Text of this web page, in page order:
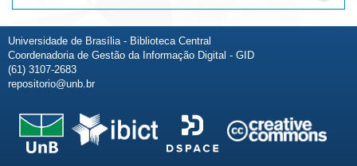
Universidade de Brasília - Biblioteca Central
Coordenadoria de Gestão da Informação Digital - GID
(61) 3107-2683
repositorio@unb.br